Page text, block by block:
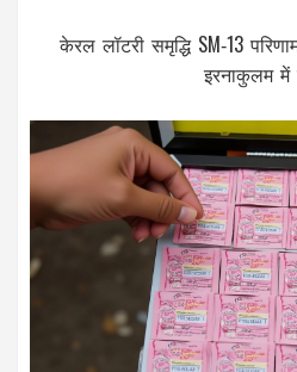
केरल लॉटरी समृद्धि SM‑13
इरनाकुलम में